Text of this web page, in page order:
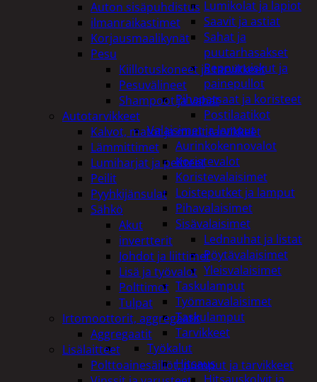
Lumikolat ja lapiot
Saavit ja astiat
Sahat ja
puutarhasakset
Reppuruiskut ja
painepullot
Pihapatsaat ja koristeet
Postilaatikot
Valaisimet ja lamput
Aurinkokennovalot
Koristevalot
Koristevalaisimet
Loisteputket ja lamput
Pihavalaisimet
Sisävalaisimet
Lednauhat ja listat
Pöytävalaisimet
Yleisvalaisimet
Taskulamput
Työmaavalaisimet
Taskulamput
Tarvikkeet
Työkalut
Hitsaus
Auton sisäpuhdistus
ilmanraikastimet
Korjausmaalikynät
Pesu
Kiillotuskoneet ja tarvikkeet
Pesuvälineet
Shampoot ja vahat
Autotarvikkeet
Kalvot, matot ja muut tarvikkeet
Lämmittimet
Lumiharjat ja peitteet
Peilit
Pyyhkijänsulat
Sähkö
Akut
invertterit
Johdot ja liittimet
Lisä ja työvalot
Polttimot
Tulpat
Irtomoottorit, aggregaatit
Aggregaatit
Lisälaitteet
Polttoainesäiliöt, pumput ja tarvikkeet